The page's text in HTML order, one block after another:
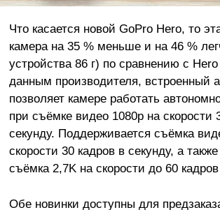
Что касается новой GoPro Hero, то
камера на 35 % меньше и на 46 %
устройства 86 г) по сравнению с
данным производителя, встроенный
позволяет камере работать
при съёмке видео 1080p на скорости
секунду. Поддерживается съёмка
скорости 30 кадров в секунду, а
съёмка 2,7K на скорости до 60
Обе новинки доступны для